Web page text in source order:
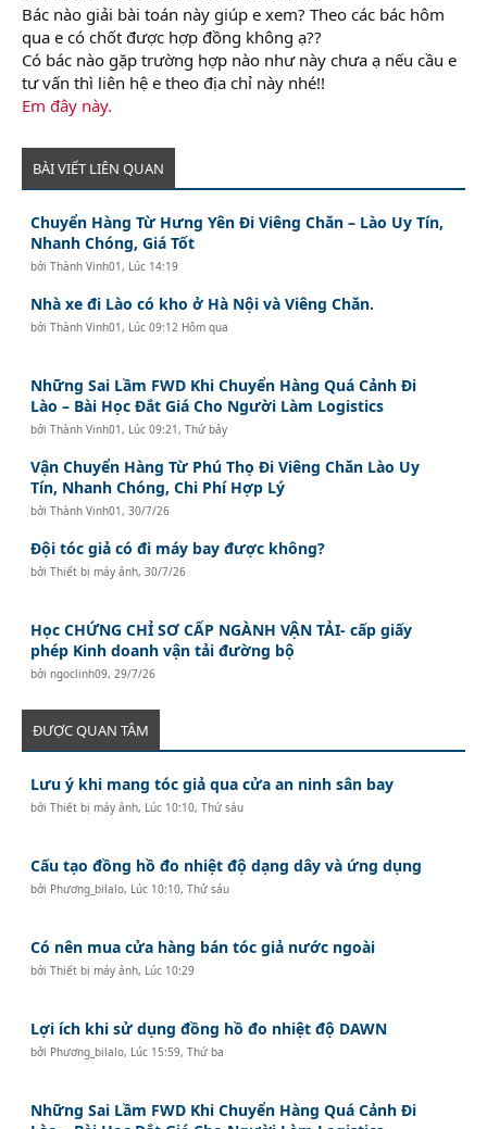
Bác nào giải bài toán này giúp e xem? Theo các bác hôm
qua e có chốt được hợp đồng không ạ??
Có bác nào gặp trường hợp nào như này chưa ạ nếu cầu e
tư vấn thì liên hệ e theo địa chỉ này nhé!!
Em đây này.
BÀI VIẾT LIÊN QUAN
Chuyển Hàng Từ Hưng Yên Đi Viêng Chăn – Lào Uy Tín,
Nhanh Chóng, Giá Tốt
bởiThành Vinh01 , Lúc 14:19
Nhà xe đi Lào có kho ở Hà Nội và Viêng Chăn.
bởiThành Vinh01 , Lúc 09:12 Hôm qua
Những Sai Lầm FWD Khi Chuyển Hàng Quá Cảnh Đi
Lào – Bài Học Đắt Giá Cho Người Làm Logistics
bởiThành Vinh01 , Lúc 09:21, Thứ bảy
Vận Chuyển Hàng Từ Phú Thọ Đi Viêng Chăn Lào Uy
Tín, Nhanh Chóng, Chi Phí Hợp Lý
bởiThành Vinh01 ,30/7/26
Đội tóc giả có đi máy bay được không?
bởiThiết bị máy ảnh,30/7/26
Học CHỨNG CHỈ SƠ CẤP NGÀNH VẬN TẢI- cấp giấy
phép Kinh doanh vận tải đường bộ
bởingoclinh09, 29/7/26
ĐƯỢC QUAN TÂM
Lưu ý khi mang tóc giả qua cửa an ninh sân bay
bởiThiết bị máy ảnh, Lúc 10:10, Thứ sáu
Cấu tạo đồng hồ đo nhiệt độ dạng dây và ứng dụng
bởi Phương_bilalo, Lúc 10:10, Thứ sáu
Có nên mua cửa hàng bán tóc giả nước ngoài
bởiThiết bị máy ảnh, Lúc 10:29
Lợi ích khi sử dụng đồng hồ đo nhiệt độ DAWN
bởi Phương_bilalo, Lúc 15:59, Thứ ba
Những Sai Lầm FWD Khi Chuyển Hàng Quá Cảnh Đi